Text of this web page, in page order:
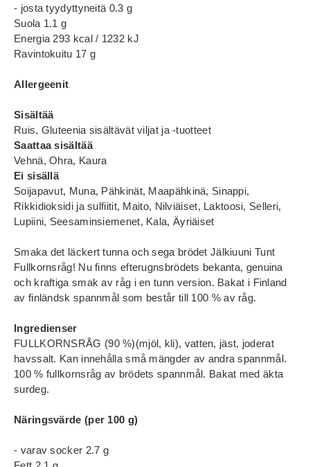
- josta tyydyttyneitä 0.3 g
Suola 1.1 g
Energia 293 kcal / 1232 kJ
Ravintokuitu 17 g
Allergeenit
Sisältää
Ruis, Gluteenia sisältävät viljat ja -tuotteet
Saattaa sisältää
Vehnä, Ohra, Kaura
Ei sisällä
Soijapavut, Muna, Pähkinät, Maapähkinä, Sinappi,
Rikkidioksidi ja sulfiitit, Maito, Nilviäiset, Laktoosi, Selleri,
Lupiini, Seesaminsiemenet, Kala, Äyriäiset
Smaka det läckert tunna och sega brödet Jälkiuuni Tunt
Fullkornsråg! Nu finns efterugnsbrödets bekanta, genuina
och kraftiga smak av råg i en tunn version. Bakat i Finland
av finländsk spannmål som består till 100 % av råg.
Ingredienser
FULLKORNSRÅG (90 %)(mjöl, kli), vatten, jäst, joderat
havssalt. Kan innehålla små mängder av andra spannmål.
100 % fullkornsråg av brödets spannmål. Bakat med äkta
surdeg.
Näringsvärde (per 100 g)
- varav socker 2.7 g